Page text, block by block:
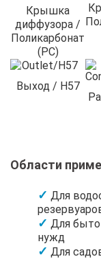
Крышка
диффузора /
Поликарбонат
(PC)
Выход / H57
Области
Для
Для
нужд
Для